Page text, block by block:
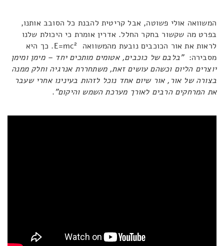
המשוואה אולי פשוטה, אבל קריטית להבנת כל הסובב אותנו,
בפרט מה שקשור בחקר החלל. אדרין אומרת כי היכולת שלנו
לראות את אור הכוכבים נובעת מהמשוואה E=mc
2
. כך היא
מסבירה: "בלבם של כוכבים, אטומים מותכים יחד – מימן ומימן
יוצרים הליום וכשהם עושים זאת, משתחררת אנרגיה וחלק ממנה
בצורה של אור, אור שיום אחד נוכל לזהות בעינינו אחרי שעבר
את המרחקים הרבים לאורך מערכת השמש והיקום".